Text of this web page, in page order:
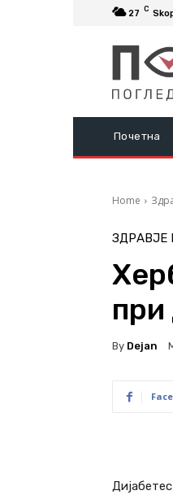
27 C
Почетна
Home
ЗДРАВЈЕ
при
By Dejan